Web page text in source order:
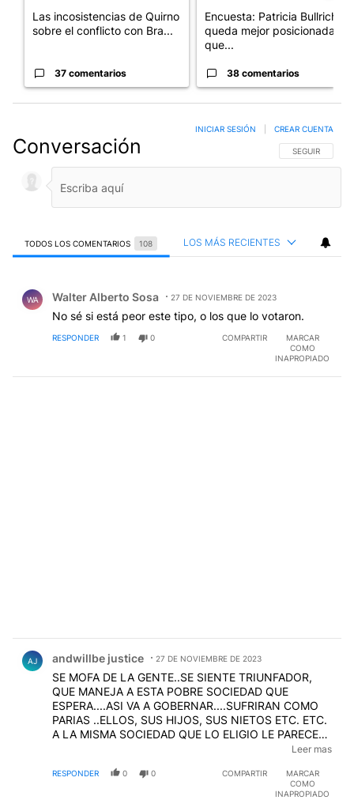
Las incosistencias de Quirno
sobre el conflicto con Bra...
37 comentarios
Encuesta: Patricia Bullrich
queda mejor posicionada
que...
38 comentarios
Conversación SIGA ESTA
SEGUIR
INICIAR SESIÓN CREAR CUENTA
TODOS LOS COMENTARIOS 108 LOS MÁS RECIENTES
WA Walter Alberto Sosa 27 DE NOVIEMBRE DE 2023
No sé si está peor este tipo, o los que lo votaron.
RESPONDER 1 0 COMPARTIR
MARCAR
COMO
INAPROPIADO
AJ andwillbe justice 27 DE NOVIEMBRE DE 2023
SE MOFA DE LA GENTE..SE SIENTE TRIUNFADOR,
QUE MANEJA A ESTA POBRE SOCIEDAD QUE
ESPERA....ASI VA A GOBERNAR....SUFRIRAN COMO
PARIAS ..ELLOS, SUS HIJOS, SUS NIETOS ETC. ETC.
A LA MISMA SOCIEDAD QUE LO ELIGIO LE PARECE
JUSTO QUE LE SAQUEN LOS DERECHOS...YO NO LO
ADICTOS COMO EL ...PARECEMOS YA UN PAIS
LATINOAMERICANO SOMETIDO, CABIZBAJO QUE
Leer mas
RESPONDER 0 0 COMPARTIR
MARCAR
COMO
INAPROPIADO